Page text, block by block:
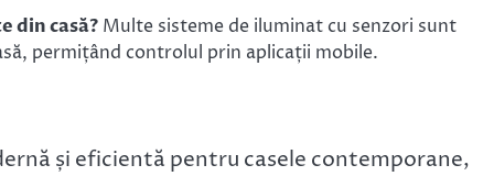
din casă? Multe sisteme de iluminat cu senzori sunt
permițând controlul prin aplicații mobile.
și eficientă pentru casele contemporane,